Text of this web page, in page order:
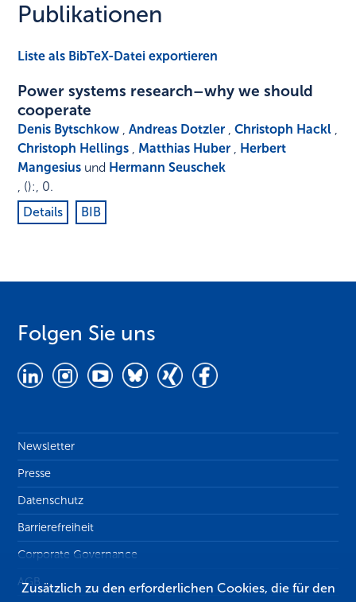
Publikationen
Liste als BibTeX-Datei exportieren
Power systems research–why we should
cooperate
Denis Bytschkow ,Andreas Dotzler ,Christoph Hackl ,
Christoph Hellings , Matthias Huber , Herbert
Mangesius und Hermann Seuschek
, ():, 0.
Details
BIB
Folgen Sie uns
Newsletter
Presse
Datenschutz
Barrierefreiheit
Corporate Governance
AGB
Zusätzlich zu den erforderlichen Cookies, die für den